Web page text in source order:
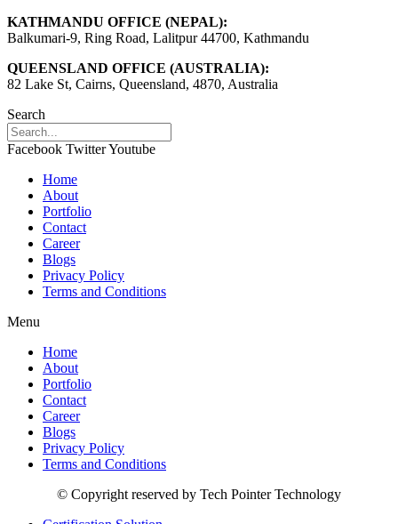
KATHMANDU OFFICE (NEPAL):
Balkumari-9, Ring Road, Lalitpur 44700, Kathmandu
QUEENSLAND OFFICE (AUSTRALIA):
82 Lake St, Cairns, Queensland, 4870, Australia
Search
Facebook TwitterYoutube
Home
About
Portfolio
Contact
Career
Blogs
Privacy Policy
Terms and Conditions
Menu
Home
About
Portfolio
Contact
Career
Blogs
Privacy Policy
Terms and Conditions
© Copyright reserved by Tech Pointer Technology